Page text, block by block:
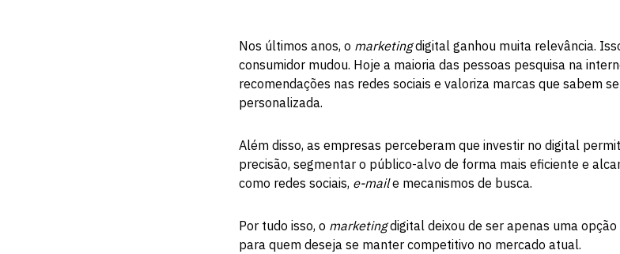
Nos últimos anos, o marketingdigital ganhou muita relevância.
consumidor mudou. Hoje a maioria das pessoas pesquisa na
recomendações nas redes sociais e valoriza marcas que sabem
personalizada.
Além disso, as empresas perceberam que investir no digital
precisão, segmentar o público-alvo de forma mais eficiente e
como redes sociais, e-maile mecanismos de busca.
Por tudo isso, o marketingdigital deixou de ser apenas uma
para quem deseja se manter competitivo no mercado atual.